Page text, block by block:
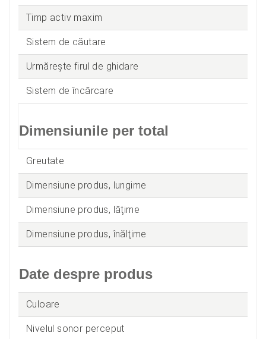
Timp activ maxim
Sistem de căutare
Urmărește firul de ghidare
Sistem de încărcare
Dimensiunile per total
Greutate
Dimensiune produs, lungime
Dimensiune produs, lăţime
Dimensiune produs, înălţime
Date despre produs
Culoare
Nivelul sonor perceput